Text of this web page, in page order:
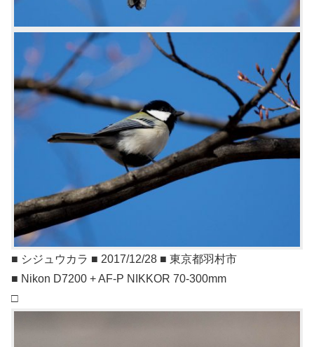
■ シジュウカラ ■ 2017/12/28 ■ 東京都羽村市
■ Nikon D7200 + AF-P NIKKOR 70-300mm
□